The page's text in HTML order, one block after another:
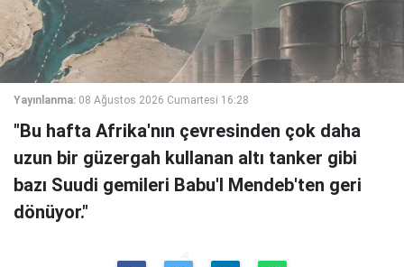
Yayınlanma: 08 Ağustos 2026 Cumartesi 16:28
"Bu hafta Afrika'nın çevresinden çok daha
uzun bir güzergah kullanan altı tanker gibi
bazı Suudi gemileri Babu'l Mendeb'ten geri
dönüyor."